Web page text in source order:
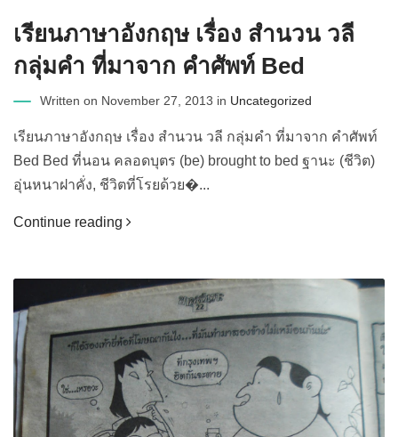
เรียนภาษาอังกฤษ เรื่อง สำนวน วลี
กลุ่มคำ ที่มาจาก คำศัพท์ Bed
Written on November 27, 2013 in Uncategorized
เรียนภาษาอังกฤษ เรื่อง สำนวน วลี กลุ่มคำ ที่มาจาก คำศัพท์
Bed Bed ที่นอน คลอดบุตร (be) brought to bed ฐานะ (ชีวิต)
อุ่นหนาฝาคั่ง, ชีวิตที่โรยด้วย�...
Continue reading